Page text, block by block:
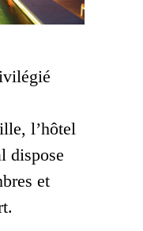
l’hôtel
dispose
et